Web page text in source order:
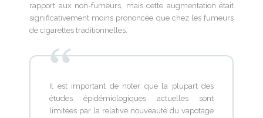
rapport aux non-fumeurs, mais cette augmentation était
significativement moins prononcée que chez les fumeurs
de cigarettes traditionnelles.
Il est important de noter que la plupart des
études épidémiologiques actuelles sont
limitées par la relative nouveauté du vapotage